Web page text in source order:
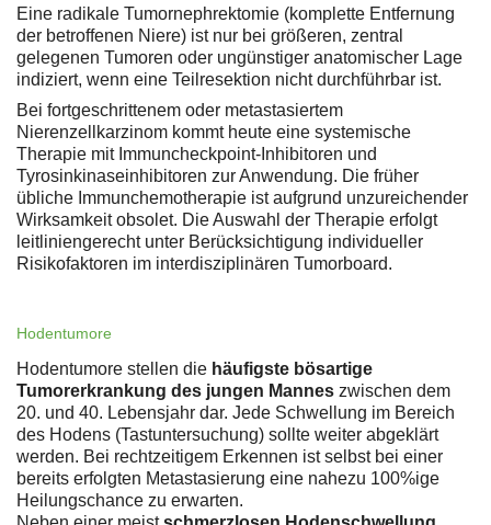
Eine radikale Tumornephrektomie (komplette Entfernung
der betroffenen Niere) ist nur bei größeren, zentral
gelegenen Tumoren oder ungünstiger anatomischer Lage
indiziert, wenn eine Teilresektion nicht durchführbar ist.
Bei fortgeschrittenem oder metastasiertem
Nierenzellkarzinom kommt heute eine systemische
Therapie mit Immuncheckpoint-Inhibitoren und
Tyrosinkinaseinhibitoren zur Anwendung. Die früher
übliche Immunchemotherapie ist aufgrund unzureichender
Wirksamkeit obsolet. Die Auswahl der Therapie erfolgt
leitliniengerecht unter Berücksichtigung individueller
Risikofaktoren im interdisziplinären Tumorboard.
Hodentumore
Hodentumore stellen die häufigste bösartige
Tumorerkrankung des jungen Mannes zwischen dem
20. und 40. Lebensjahr dar. Jede Schwellung im Bereich
des Hodens (Tastuntersuchung) sollte weiter abgeklärt
werden. Bei rechtzeitigem Erkennen ist selbst bei einer
bereits erfolgten Metastasierung eine nahezu 100%ige
Heilungschance zu erwarten.